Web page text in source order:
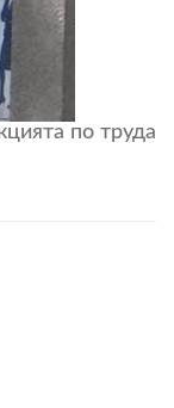
по труда